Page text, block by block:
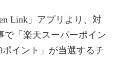
Link」アプリより、対
で「楽天スーパーポイン
ポイント」が当選するチ